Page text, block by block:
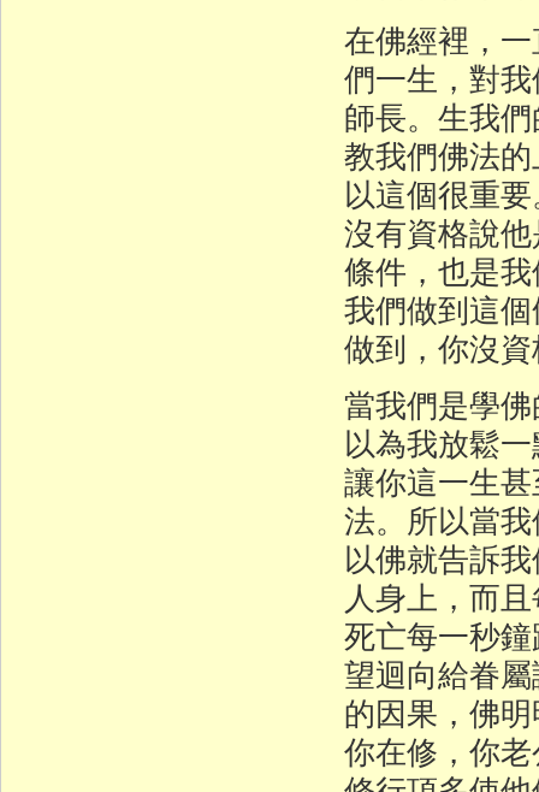
在佛經裡，
們一生，對
師長。生我
教我們佛法
以這個很重
沒有資格說
條件，也是
我們做到這
做到，你沒
當我們是學
以為我放鬆
讓你這一生
法。所以當
以佛就告訴
人身上，而
死亡每一秒
望迴向給眷
的因果，佛
你在修，你